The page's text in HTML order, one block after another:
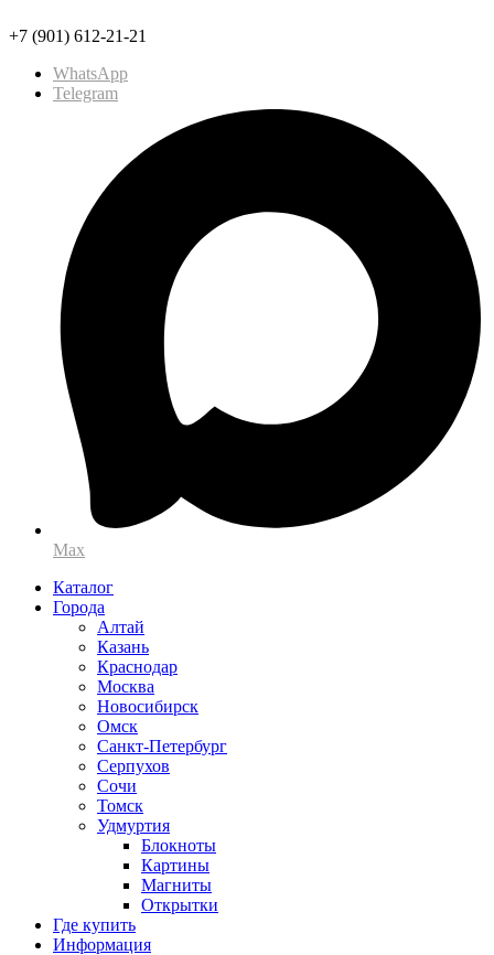
+7 (901) 612-21-21
WhatsApp
Telegram
Max
Каталог
Города
Алтай
Казань
Краснодар
Москва
Новосибирск
Омск
Санкт-Петербург
Серпухов
Сочи
Томск
Удмуртия
Блокноты
Картины
Магниты
Открытки
Где купить
Информация